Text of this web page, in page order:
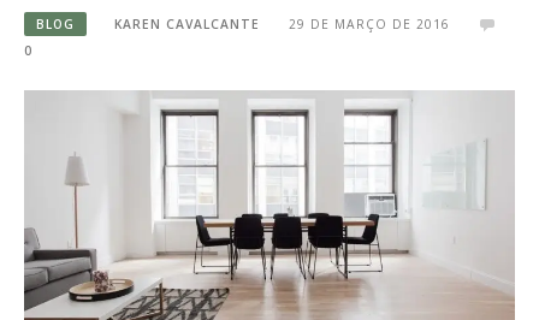
BLOG KAREN CAVALCANTE
29 DE MARÇO DE 2016
0